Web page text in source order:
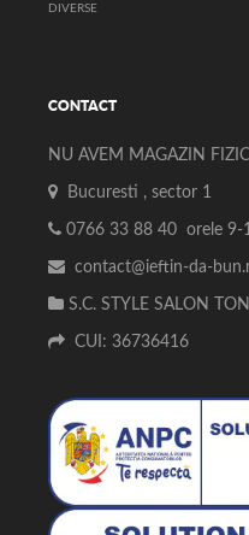
DIVERSE
CONTACT
NU AVEM MAGAZIN
Bucuresti , sector 1
0766 33 88 40 orele 9-
contact@ieftin-da-
S.C. STYLE SALON
CUI: 36736416